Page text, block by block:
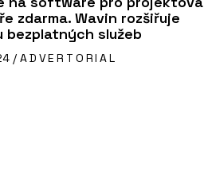
zdarma. Wavin rozšiřuje
bezplatných služeb
/ ADVERTORIAL